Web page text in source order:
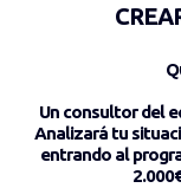
Un consultor del
Analizará tu
entrando al